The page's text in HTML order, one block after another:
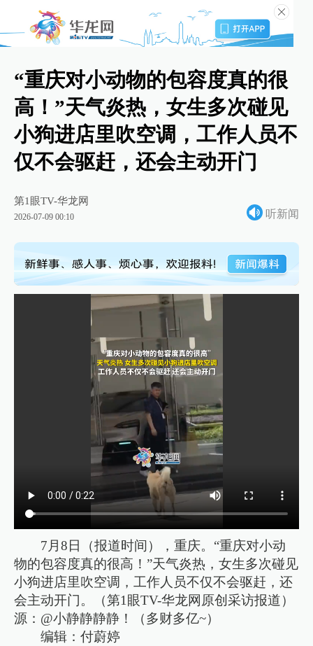
“重庆对小动物的包容度真的很
高！”天气炎热，女生多次碰见
小狗进店里吹空调，工作人员不
仅不会驱赶，还会主动开门
第1眼TV-华龙网
2026-07-09 00:10 听新闻
7月8日（报道时间），重庆。“重庆对小动
物的包容度真的很高！”天气炎热，女生多次碰见
小狗进店里吹空调，工作人员不仅不会驱赶，还
会主动开门。（第1眼TV-华龙网原创采访报道）
源：@小静静静静！（多财多亿~）
编辑：付蔚婷